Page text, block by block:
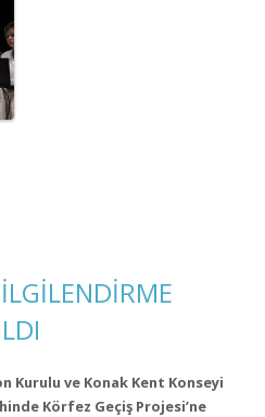
Kurulu ve Konak Kent Konseyi
Körfez Geçiş Projesi’ne